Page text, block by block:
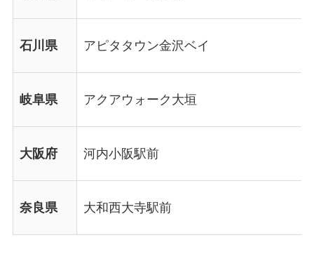
石川県 アピタタウン金沢ベイ
岐阜県 アクアウォーク大垣
大阪府 河内小阪駅前
奈良県 大和西大寺駅前